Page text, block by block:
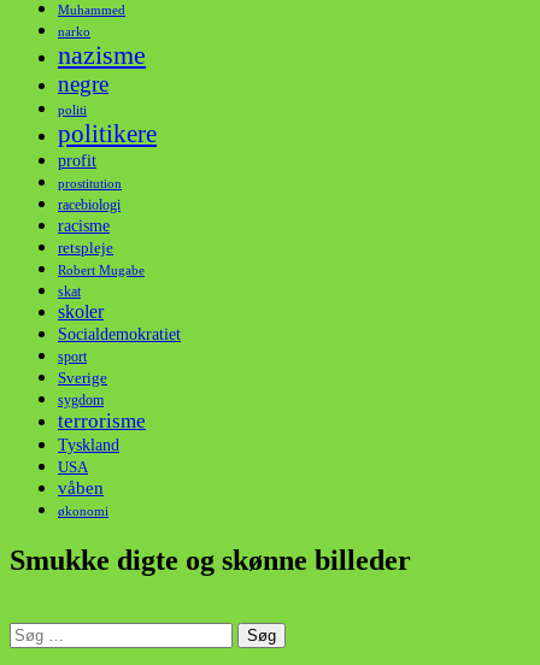
Muhammed
narko
nazisme
negre
politi
politikere
profit
prostitution
racebiologi
racisme
retspleje
Robert Mugabe
skat
skoler
Socialdemokratiet
sport
Sverige
sygdom
terrorisme
Tyskland
USA
våben
økonomi
Smukke digte og skønne billeder
Søg
efter: